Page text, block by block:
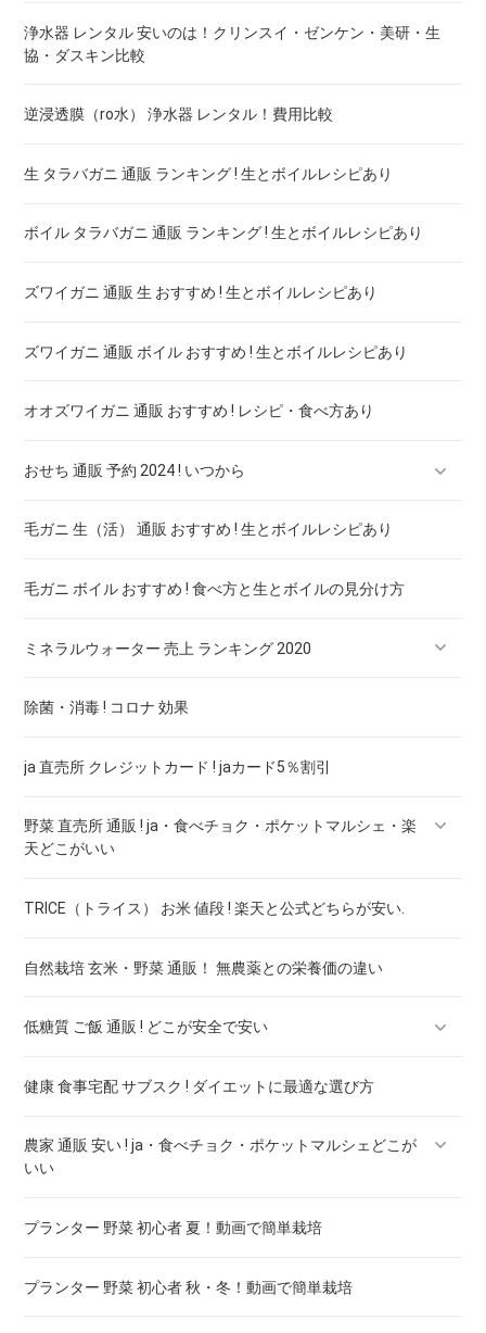
賞味期限間近の野菜ジュース ネット販売 ! 激安通販サイト
共働きミールキットの離乳食 ! どこが安全
一人暮らし 味噌汁！インスタントは要注意
浄水器 レンタル 安いのは！クリンスイ・ゼンケン・美研・生
協・ダスキン比較
逆浸透膜（ro水） 浄水器 レンタル！費用比較
生 タラバガニ 通販 ランキング ! 生とボイルレシピあり
ボイル タラバガニ 通販 ランキング ! 生とボイルレシピあり
ズワイガニ 通販 生 おすすめ ! 生とボイルレシピあり
ズワイガニ 通販 ボイル おすすめ ! 生とボイルレシピあり
オオズワイガニ 通販 おすすめ ! レシピ・食べ方あり
おせち 通販 予約 2024 ! いつから
おせち 二人用 予約 ! おすすめ安全おせち料理は
おせち 通販 一人前 ! おすすめ安全おせち料理は
毛ガニ 生（活） 通販 おすすめ ! 生とボイルレシピあり
毛ガニ ボイル おすすめ ! 食べ方と生とボイルの見分け方
ミネラルウォーター 売上 ランキング 2020
クリスタルガイザー 500ml 48本 最安値 ! シャスタ産 価格比較
伊賀の天然水 強炭酸水 500ml ×24本 最安値 ! 7社の価格比較
ウィルキンソン タンサン 炭酸水 500ml×24本 最安値 ! 7社の価
格比較
サントリー 天然水(南アルプス) (2l×6本)×2箱 最安値 ! 7社の価
除菌・消毒 ! コロナ 効果
ja 直売所 クレジットカード ! jaカード5％割引
野菜 直売所 通販 ! ja・食べチョク・ポケットマルシェ・楽
天どこがいい
肉 直売所 通販 ! ja・食べチョク・ポケットマルシェ・楽天ど
どこがいい
米 直売所 通販 ! ja・食べチョク・ポケットマルシェ・楽天ど
こがいい
TRICE（トライス） お米 値段 ! 楽天と公式どちらが安い.
自然栽培 玄米・野菜 通販！ 無農薬との栄養価の違い
低糖質 ご飯 通販 ! どこが安全で安い
低糖質パン 通販 ! カロリー比較
ドクターズチョコレート 通販 ! どこで買える
健康 食事宅配 サブスク ! ダイエットに最適な選び方
農家 通販 安い ! ja・食べチョク・ポケットマルシェどこが
いい
農家 通販 野菜 ! ja・食べチョク・ポケットマルシェどこがい
プランター 野菜 初心者 夏！動画で簡単栽培
プランター 野菜 初心者 秋・冬！動画で簡単栽培